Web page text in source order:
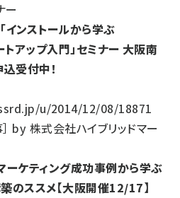
ー
インストールから学ぶ
アップ入門」セミナー 大阪南
受付中！
u/2014/12/08/18871
］ by 株式会社ハイブリッドマー
ーケティング成功事例から学ぶ
のススメ【大阪開催12/17】